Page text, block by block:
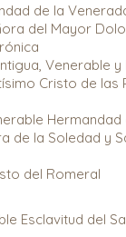
de la
del Mayor
Venerable
Cristo de las
de la Soledad y
del Romeral
Esclavitud del